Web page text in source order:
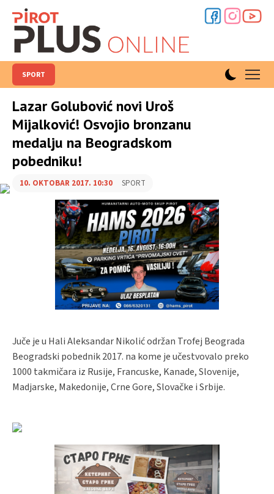
SPORT
Lazar Golubović novi Uroš
Mijalković! Osvojio bronzanu
medalju na Beogradskom
pobedniku!
10. OKTOBAR 2017. 10:30 SPORT
Juče je u Hali Aleksandar Nikolić održan Trofej Beograda
Beogradski pobednik 2017. na kome je učestvovalo preko
1000 takmičara iz Rusije, Francuske, Kanade, Slovenije,
Madjarske, Makedonije, Crne Gore, Slovačke i Srbije.